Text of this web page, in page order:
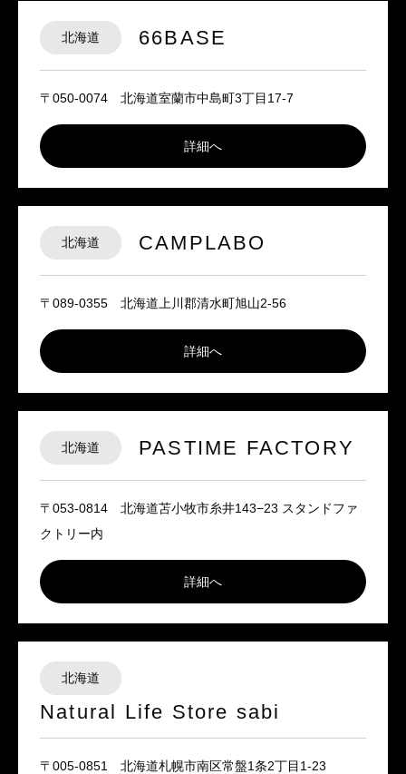
北海道 66BASE
〒050-0074 北海道室蘭市中島町3丁目17-7
詳細へ
北海道 CAMPLABO
〒089-0355 北海道上川郡清水町旭山2-56
詳細へ
北海道 PASTIME FACTORY
〒053-0814 北海道苫小牧市糸井143−23 スタンドファ
クトリー内
詳細へ
北海道
Natural Life Store sabi
〒005-0851 北海道札幌市南区常盤1条2丁目1-23